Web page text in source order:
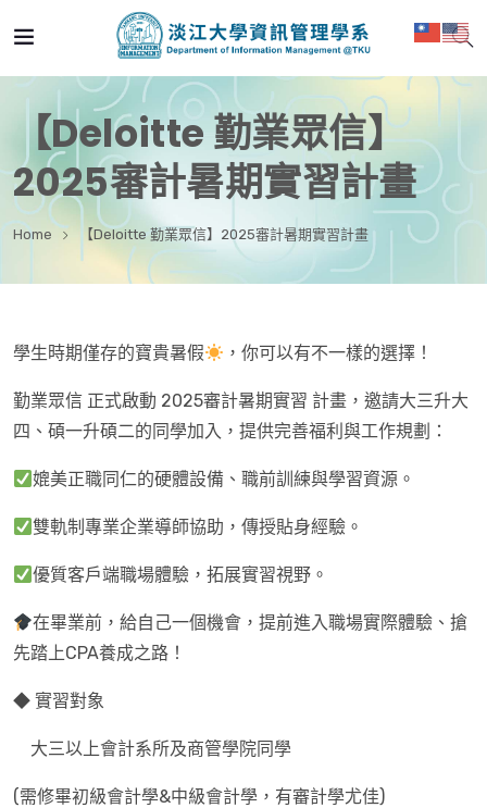
【Deloitte 勤業眾信】
2025審計暑期實習計畫
Home 【Deloitte 勤業眾信】2025審計暑期實習計畫
學生時期僅存的寶貴暑假 ，你可以有不一樣的選擇！
勤業眾信 正式啟動 2025審計暑期實習 計畫，邀請大三升大
四、碩一升碩二的同學加入，提供完善福利與工作規劃：
媲美正職同仁的硬體設備、職前訓練與學習資源。
雙軌制專業企業導師協助，傳授貼身經驗。
優質客戶端職場體驗，拓展實習視野。
在畢業前，給自己一個機會，提前進入職場實際體驗、搶
先踏上CPA養成之路！
◆ 實習對象
大三以上會計系所及商管學院同學
(需修畢初級會計學&中級會計學，有審計學尤佳)